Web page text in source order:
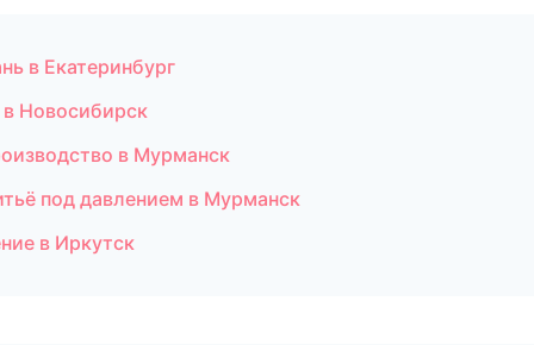
в Екатеринбург
Новосибирск
в Мурманск
под давлением в Мурманск
в Иркутск